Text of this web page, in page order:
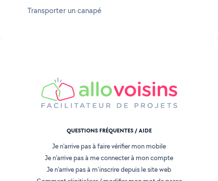
Transporter un canapé
QUESTIONS FRÉQUENTES / AIDE
Je n'arrive pas à faire vérifier mon mobile
Je n'arrive pas à me connecter à mon compte
Je n'arrive pas à m'inscrire depuis le site web